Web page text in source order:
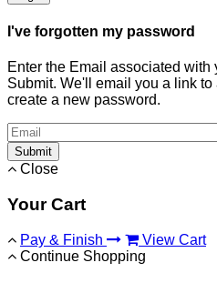
I've forgotten my password
Enter the Email associated with
Submit. We'll email you a link
create a new password.
Submit
Close
Your Cart
Pay & Finish
View Cart
Continue Shopping